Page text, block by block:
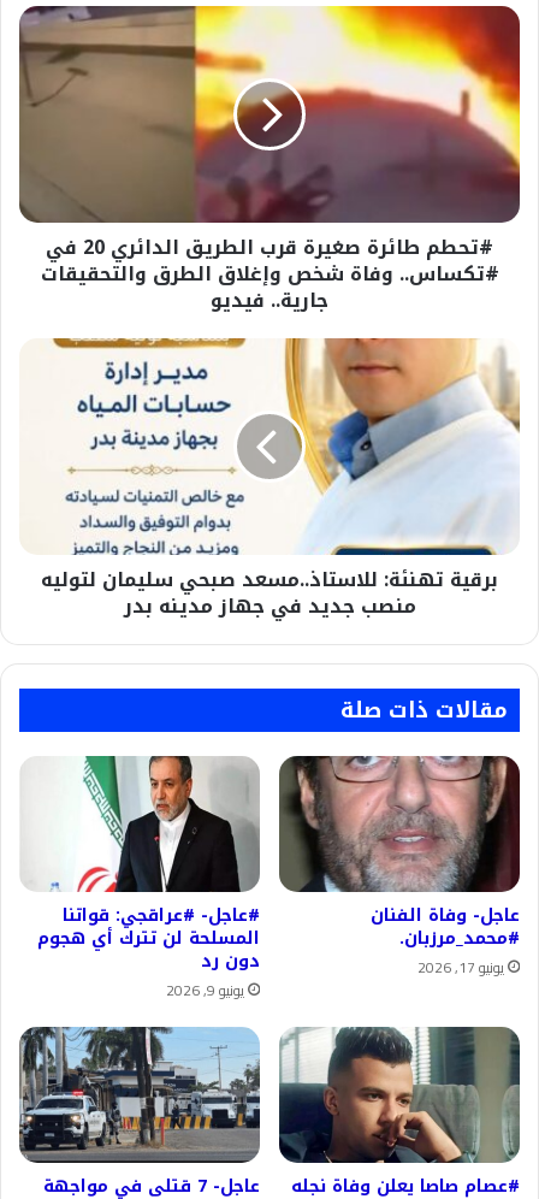
#تحطم
طائرة
صغيرة
قرب
الطريق
الدائري
20
في
#تكساس..
وفاة
شخص
والتحقيقات
جارية..
فيديو
#تحطم طائرة صغيرة قرب الطريق الدائري 20 في
#تكساس.. وفاة شخص وإغلاق الطرق والتحقيقات
جارية.. فيديو
برقية
تهنئة:
للاستاذ..مسعد
صبحي
في
جهازبرقية تهنئة: للاستاذ..مسعد صبحي سليمان لتوليه
منصب جديد في جهاز مدينه بدر
مقالات ذات صلة
عاجل- وفاة الفنان
#محمد_مرزبان.
يونيو 17, 2026
#عاجل- #عراقجي: قواتنا
المسلحة لن تترك أي هجوم
دون رد
يونيو 9, 2026
#عصام صاصا يعلن وفاة نجله عاجل- 7 قتلى في مواجهة